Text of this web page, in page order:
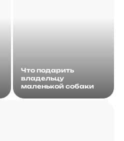
Что подарить
владельцу
маленькой собаки